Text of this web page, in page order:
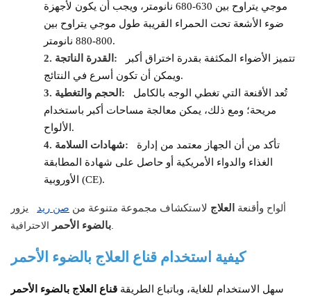
موجي يتراوح بين 630-680 نانومتر، ويجب أن يكون لأجهزة
ضوء الأشعة تحت الحمراء القريبة طول موجي يتراوح بين
800-880 نانومتر.
2.
القدرة الناتجة:
تتميز الأضواء المكثفة بقدرة اختراق أكبر
ويمكن أن تكون أسرع في النتائج.
3.
الحجم والتغطية:
تُعد الأقنعة التي تغطي الوجه بالكامل
مريحة؛ ومع ذلك، يمكن معالجة مساحات أكبر باستخدام
الألواح.
4.
شهادات السلامة:
تأكد من أن الجهاز معتمد من إدارة
الغذاء والدواء الأمريكية أو حاصل على شهادة المطابقة
الأوروبية (CE).
يزور صن ريد لاستكشاف مجموعة متنوعة من ألواح وأقنعة
العلاج
بالضوء الأحمرالاحترافية.
كيفية استخدام قناع العلاج بالضوء الأحمر
قناع العلاج بالضوء الأحمر سهل الاستخدام للغاية، وباتباع الطريقة